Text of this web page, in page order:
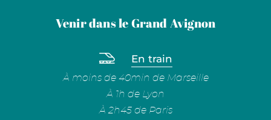
Venir dans le Grand Avignon
En train
À moins de 40min de Marseille
À 1h de Lyon
À 2h45 de Paris